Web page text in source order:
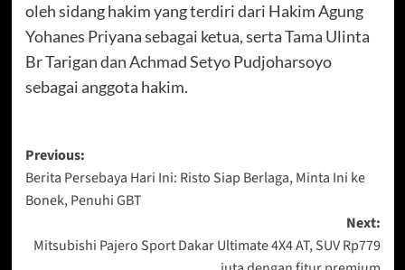
oleh sidang hakim yang terdiri dari Hakim Agung
Yohanes Priyana sebagai ketua, serta Tama Ulinta
Br Tarigan dan Achmad Setyo Pudjoharsoyo
sebagai anggota hakim.
Post
navigation
Previous:
Berita Persebaya Hari Ini: Risto Siap Berlaga, Minta Ini ke
Bonek, Penuhi GBT
Next:
Mitsubishi Pajero Sport Dakar Ultimate 4X4 AT, SUV Rp779